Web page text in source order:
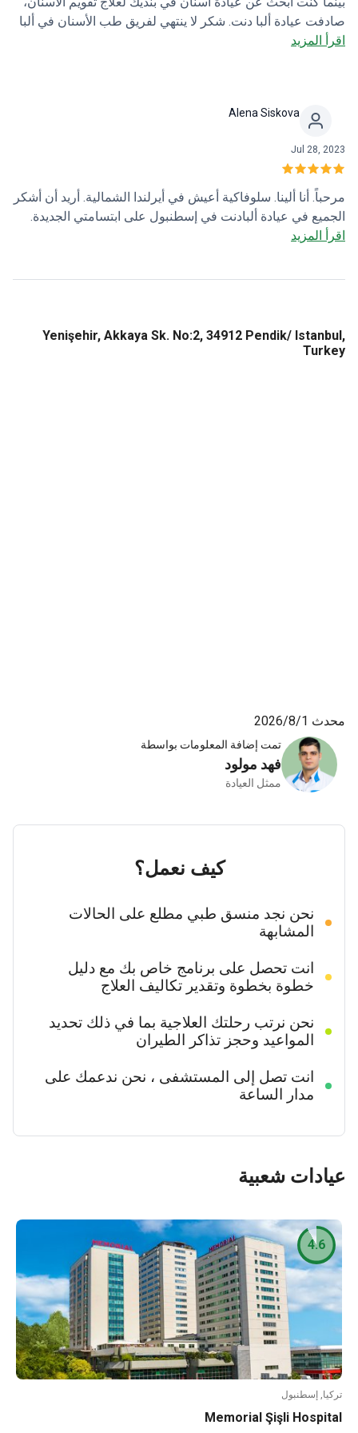
صادفت عيادة ألبا دنت. شكر لا ينتهي لفريق طب الأسنان في ألبا
دنت بنديك الذين دعموني طوال فترة علاج تقويم الأسنان وأزالوا
اقرأ المزيد
Alena Siskova
Jul 28, 2023
مرحباً. أنا ألينا. سلوفاكية أعيش في أيرلندا الشمالية. أريد أن أشكر
الجميع في عيادة ألبادنت في إسطنبول على ابتسامتي الجديدة.
لقد أجريت زراعة أسنان، وتعويض للعظام المفقودة، واستبدال
الذين تعرفت عليهم في هذه العيادة. الجميع ودودون للغاية. قضينا
لحظات جميلة معاً وأعتقد أننا سنبقى على تواصل. شكراً جزيلاً.
اقرأ المزيد
Yenişehir, Akkaya Sk. No:2, 34912 Pendik/ Istanbul,
Turkey
تمت إضافة المعلومات بواسطة
فهد مولود
ممثل العيادة
محدث 1‏/8‏/2026
كيف نعمل؟
نحن نجد منسق طبي مطلع على الحالات
المشابهة
انت تحصل على برنامج خاص بك مع دليل
خطوة بخطوة وتقدير تكاليف العلاج
نحن نرتب رحلتك العلاجية بما في ذلك تحديد
المواعيد وحجز تذاكر الطيران
انت تصل إلى المستشفى ، نحن ندعمك على
مدار الساعة
عيادات شعبية
تركيا, إسطنبول
Memorial Şişli Hospital
4.6